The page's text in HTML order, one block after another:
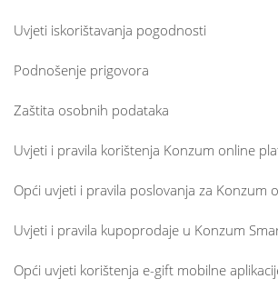
Uvjeti iskorištavanja pogodnosti
Podnošenje prigovora
Zaštita osobnih podataka
Uvjeti i pravila korištenja Konzum online
Opći uvjeti i pravila poslovanja za Konzum
Uvjeti i pravila kupoprodaje u Konzum
Opći uvjeti korištenja e-gift mobilne